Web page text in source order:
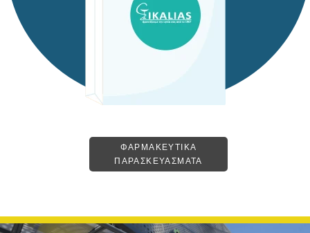
ΦΑΡΜΑΚΕΥΤΙΚΑ
ΠΑΡΑΣΚΕΥΑΣΜΑΤΑ